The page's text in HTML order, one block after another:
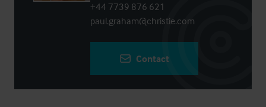
+44 7739 876 621
paul.graham@christie.com
Contact